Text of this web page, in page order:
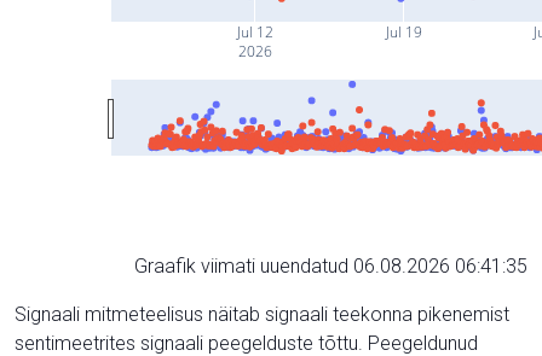
Jul 12
2026
Jul 19
Graafik viimati uuendatud 06.08.2026 06:41:35
Signaali mitmeteelisus näitab signaali teekonna pikenemist
sentimeetrites signaali peegelduste tõttu. Peegeldunud